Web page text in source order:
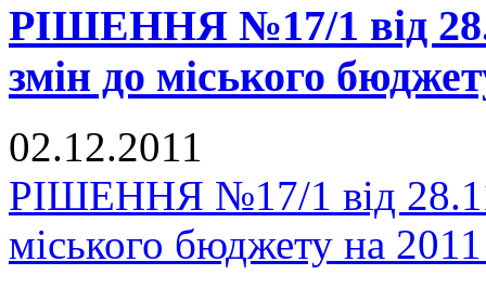
РІШЕННЯ №17/1 від
змін до міського
02.12.2011
РІШЕННЯ №17/1 від
міського бюджету на